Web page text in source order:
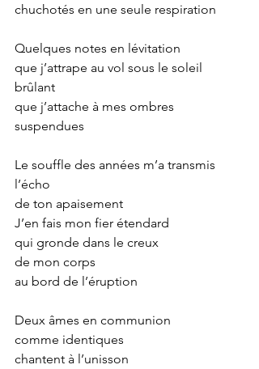
chuchotés en une seule respiration
Quelques notes en lévitation
que j’attrape au vol sous le soleil
brûlant
que j’attache à mes ombres
suspendues
Le souffle des années m’a transmis
l’écho
de ton apaisement
J’en fais mon fier étendard
qui gronde dans le creux
de mon corps
au bord de l’éruption
Deux âmes en communion
comme identiques
chantent à l’unisson